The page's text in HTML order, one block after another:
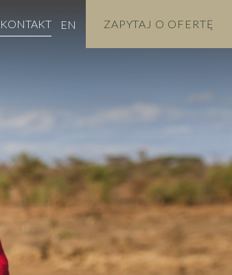
KONTAKT EN ZAPYTAJ O OFERTĘ